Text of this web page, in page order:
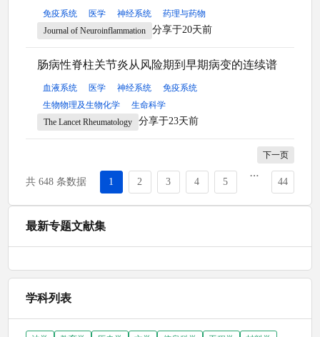
免疫系统 医学 神经系统
药理与药物
Journal of Neuroinflammation
分享于20天前
肠病性脊柱关节炎从风险期到早期病变的连续谱
血液系统 医学 神经系统
免疫系统
生物物理及生物化学
生命科学
The Lancet Rheumatology
分享于23天前
下一页
共 648 条数据 1 2 3 4 5 44
最新专题文献集
学科列表